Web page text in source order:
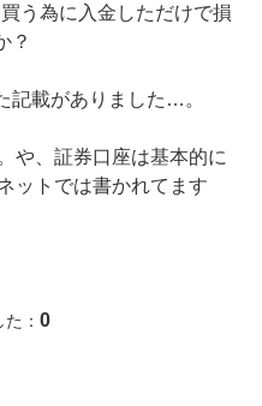
う為に入金しただけで損
？
記載がありました…。
や、証券口座は基本的に
ットでは書かれてます
： 0